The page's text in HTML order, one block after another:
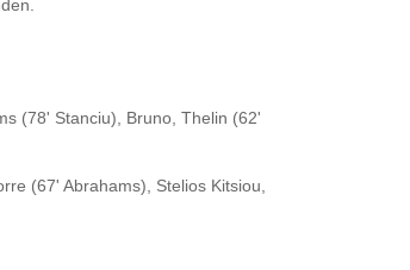
(78' Stanciu), Bruno, Thelin (62'
(67' Abrahams), Stelios Kitsiou,